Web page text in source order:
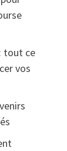
tout ce
vos